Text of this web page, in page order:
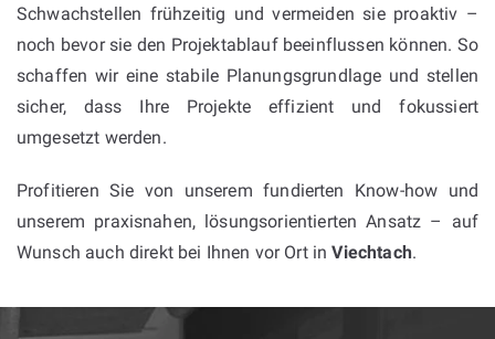
Schwachstellen frühzeitig und vermeiden sie proaktiv –
noch bevor sie den Projektablauf beeinflussen können. So
schaffen wir eine stabile Planungsgrundlage und stellen
sicher, dass Ihre Projekte effizient und fokussiert
umgesetzt werden.
Profitieren Sie von unserem fundierten Know-how und
unserem praxisnahen, lösungsorientierten Ansatz – auf
Wunsch auch direkt bei Ihnen vor Ort inViechtach.